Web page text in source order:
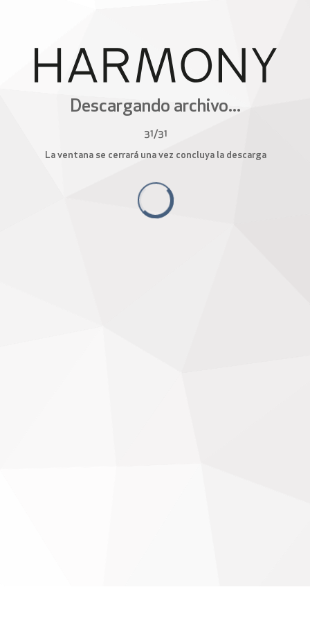
Descargando archivo...
31 /31
La ventana se cerrará una vez concluya la descarga